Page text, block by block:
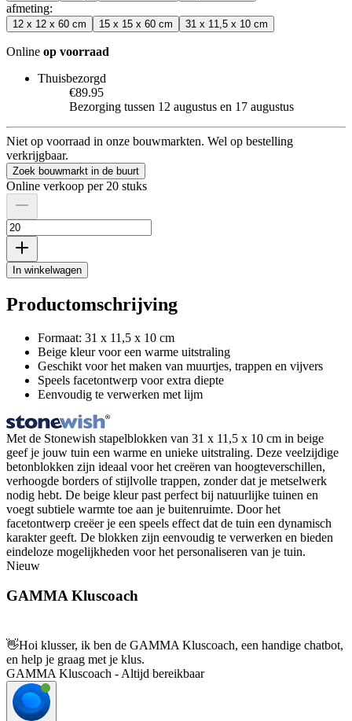
afmeting:
12 x 12 x 60 cm 15 x 15 x 60 cm 31 x 11,5 x 10 cm
Online op voorraad
Thuisbezorgd
€89.95
Bezorging tussen 12 augustus en 17 augustus
Niet op voorraad in onze bouwmarkten. Wel op bestelling
verkrijgbaar.
Zoek bouwmarkt in de buurt
Online verkoop per 20 stuks
In winkelwagen
Productomschrijving
Formaat: 31 x 11,5 x 10 cm
Beige kleur voor een warme uitstraling
Geschikt voor het maken van muurtjes, trappen en vijvers
Speels facetontwerp voor extra diepte
Eenvoudig te verwerken met lijm
Met de Stonewish stapelblokken van 31 x 11,5 x 10 cm in beige
geef je jouw tuin een warme en unieke uitstraling. Deze veelzijdige
betonblokken zijn ideaal voor het creëren van hoogteverschillen,
verhoogde borders of stijlvolle trappen, zonder dat je metselwerk
nodig hebt. De beige kleur past perfect bij natuurlijke tuinen en
voegt subtiele warmte toe aan je buitenruimte. Door het
facetontwerp creëer je een speels effect dat de tuin een dynamisch
karakter geeft. De blokken zijn eenvoudig te verwerken en bieden
eindeloze mogelijkheden voor het personaliseren van je tuin.
Nieuw
GAMMA Kluscoach
👋Hoi klusser, ik ben de GAMMA Kluscoach, een handige chatbot,
en help je graag met je klus.
GAMMA Kluscoach - Altijd bereikbaar